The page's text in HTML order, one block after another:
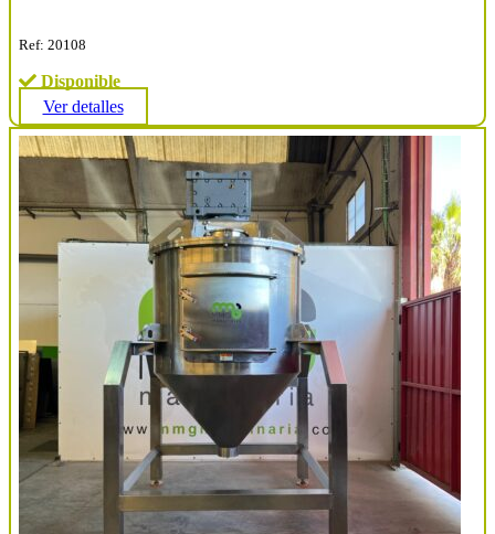
Ref: 20108
Disponible
Ver detalles